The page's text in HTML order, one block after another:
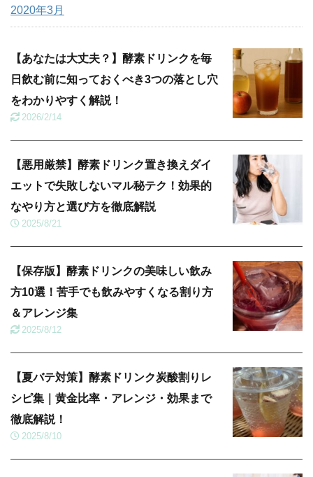
2020年3月
【あなたは大丈夫？】酵素ドリンクを毎
日飲む前に知っておくべき3つの落とし穴
をわかりやすく解説！
2026/2/14
【悪用厳禁】酵素ドリンク置き換えダイ
エットで失敗しないマル秘テク！効果的
なやり方と選び方を徹底解説
2025/8/21
【保存版】酵素ドリンクの美味しい飲み
方10選！苦手でも飲みやすくなる割り方
＆アレンジ集
2025/8/12
【夏バテ対策】酵素ドリンク炭酸割りレ
シピ集｜黄金比率・アレンジ・効果まで
徹底解説！
2025/8/10